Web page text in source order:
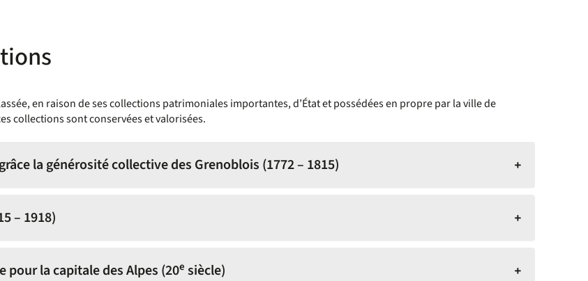
en raison de ses collections patrimoniales importantes, d’État et possédées en propre par la ville de
collections sont conservées et valorisées.
la générosité collective des Grenoblois (1772 – 1815)
– 1918)
pour la capitale des Alpes (20e siècle)